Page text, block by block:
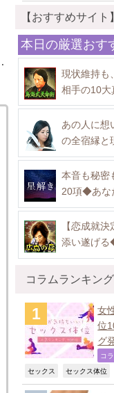
【おすすめサイ
本日の厳選おす
現状維持も
相手の10大
あの人に想
の全宿縁と
本音も秘密
20項◆あな
【恋成就
添い遂げ
コラムランキング
女
位
グ
コ
セックス セックス体位